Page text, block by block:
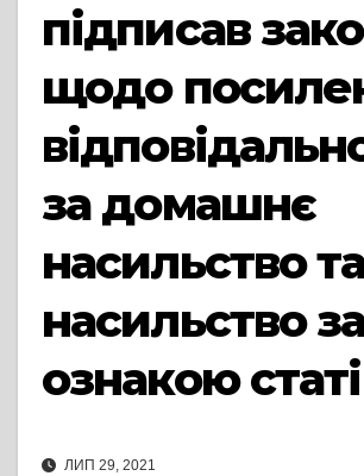
підписав
щодо
за домашнє
насильство
насильство
ознакою статі
ЛИП 29, 2021